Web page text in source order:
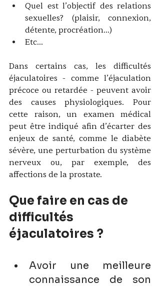
Quel est l’objectif des relations
sexuelles? (plaisir, connexion,
détente, procréation…)
Etc…
Dans certains cas, les difficultés
éjaculatoires - comme l’éjaculation
précoce ou retardée - peuvent avoir
des causes physiologiques. Pour
cette raison, un examen médical
peut être indiqué afin d’écarter des
enjeux de santé, comme le diabète
sévère, une perturbation du système
nerveux ou, par exemple, des
affections de la prostate.
Que faire en cas de
difficultés
éjaculatoires ?
Avoir une meilleure
connaissance de son